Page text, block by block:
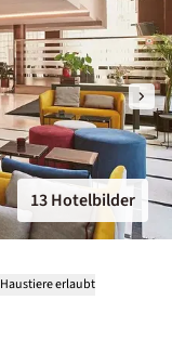
13 Hotelbilder
Haustiere erlaubt